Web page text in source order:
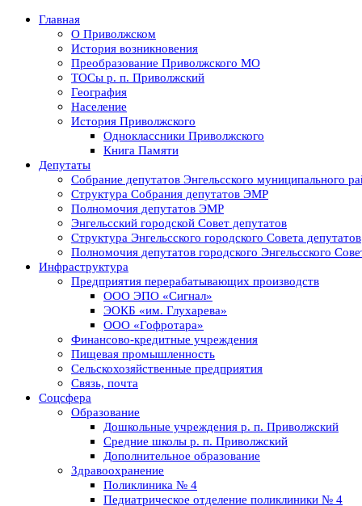
Главная
О Приволжском
История возникновения
Преобразование Приволжского МО
ТОСы р. п. Приволжский
География
Население
История Приволжского
Одноклассники Приволжского
Книга Памяти
Депутаты
Собрание депутатов Энгельсского муниципального
Структура Собрания депутатов ЭМР
Полномочия депутатов ЭМР
Энгельсский городской Совет депутатов
Структура Энгельсского городского Совета депутатов
Полномочия депутатов городского Энгельсского
Инфраструктура
Предприятия перерабатывающих производств
ООО ЭПО «Сигнал»
ЭОКБ «им. Глухарева»
ООО «Гофротара»
Финансово-кредитные учреждения
Пищевая промышленность
Сельскохозяйственные предприятия
Связь, почта
Соцсфера
Образование
Дошкольные учреждения р. п. Приволжский
Средние школы р. п. Приволжский
Дополнительное образование
Здравоохранение
Поликлиника № 4
Педиатрическое отделение поликлиники № 4